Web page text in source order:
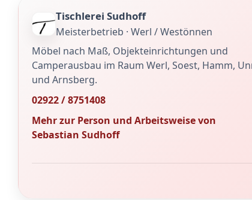
Tischlerei Sudhoff
Meisterbetrieb · Werl / Westönnen
Möbel nach Maß, Objekteinrichtungen und
Camperausbau im Raum Werl, Soest, Hamm,
und Arnsberg.
02922 / 8751408
Mehr zur Person und Arbeitsweise von
Sebastian Sudhoff